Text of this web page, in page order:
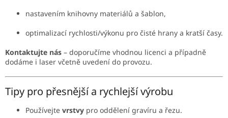
nastavením knihovny materiálů a šablon,
optimalizací rychlosti/výkonu pro čisté hrany a kratší časy.
Kontaktujte nás – doporučíme vhodnou licenci a případně
dodáme i laser včetně uvedení do provozu.
Tipy pro přesnější a rychlejší výrobu
Používejte vrstvy pro oddělení gravíru a řezu.